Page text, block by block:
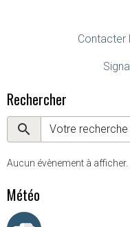
Contacter
Rechercher
Aucun évènement à afficher.
Météo